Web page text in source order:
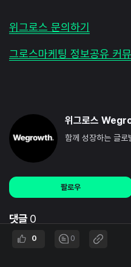
위그로스 문의하기
그로스마케팅 정보공유 커
위그로스
함께 성장하는 글로
팔로우
댓글 0
0 0